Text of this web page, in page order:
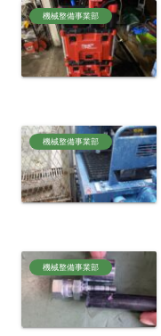
機械整備事業部
機械整備事業部
機械整備事業部